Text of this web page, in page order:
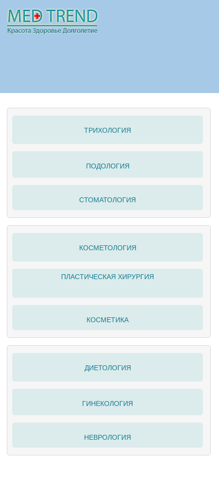
ПОЛЕЗНО
ТРИХОЛОГИЯ
ПОДОЛОГИЯ
СТОМАТОЛОГИЯ
КОСМЕТОЛОГИЯ
ПЛАСТИЧЕСКАЯ ХИРУРГИЯ
КОСМЕТИКА
ДИЕТОЛОГИЯ
ГИНЕКОЛОГИЯ
НЕВРОЛОГИЯ